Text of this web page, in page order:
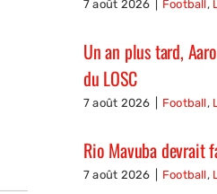
7 août 2026 Football,
Un an plus tard,
du LOSC
7 août 2026 Football,
Rio Mavuba devrait
7 août 2026 Football,